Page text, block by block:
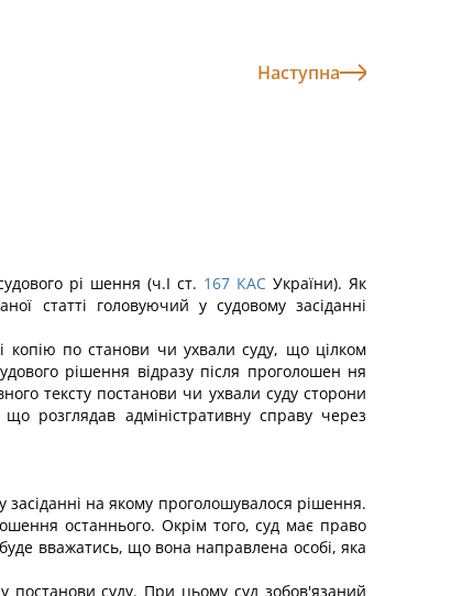
Наступна
рі шення (ч.І ст. 167 КАСУкраїни). Як
статті головуючий у судовому засіданні
копію по станови чи ухвали суду, що цілком
рішення відразу після проголошен ня
тексту постанови чи ухвали суду сторони
розглядав адміністративну справу через
засіданні на якому проголошувалося рішення.
останнього. Окрім того, суд має право
вважатись, що вона направлена особі, яка
постанови суду. При цьому суд зобов'язаний